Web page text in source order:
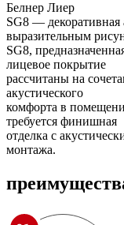
Белнер Лиер
SG8 — декоративная
выразительным
SG8,
лицевое покрытие
рассчитаны на
акустического
комфорта в
требуется финишная
отделка с
монтажа.